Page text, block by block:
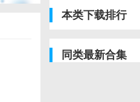
平台最新
本类下载排行
同类最新合集